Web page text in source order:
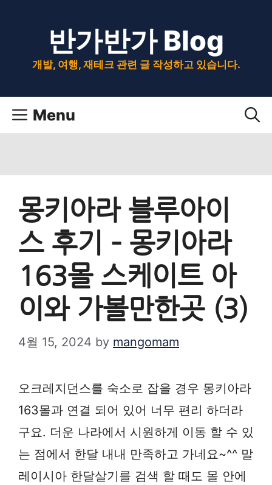
반가반가 Blog
개발, 여행, 재테크 관련 글 작성하고 있습니다.
Menu
몽키아라 블루아이
스 후기 – 몽키아라
163몰 스케이트 아
이와 가볼만한곳 (3)
4월 15, 2024 by mangomam
오크레지던스를 숙소로 잡을 경우 몽키아라
163몰과 연결 되어 있어 너무 편리 하더라
구요. 더운 나라에서 시원하게 이동 할 수 있
는 점에서 한달 내내 만족하고 가네요~^^ 말
레이시아 한달살기를 검색 할 때도 몰 안에